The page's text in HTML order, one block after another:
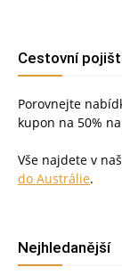
Cestovní
Porovnejte
kupon na 50%
Vše najdete v
do Austrálie.
Nejhledanější